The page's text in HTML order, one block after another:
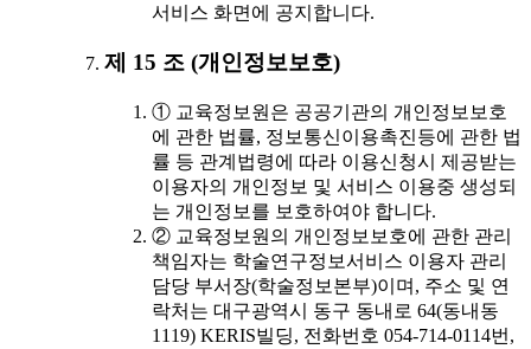
서비스 화면에 공지합니다.
제 15 조 (개인정보보호)
① 교육정보원은 공공기관의 개인정보보호
에 관한 법률, 정보통신이용촉진등에 관한 법
률 등 관계법령에 따라 이용신청시 제공받는
이용자의 개인정보 및 서비스 이용중 생성되
는 개인정보를 보호하여야 합니다.
② 교육정보원의 개인정보보호에 관한 관리
책임자는 학술연구정보서비스 이용자 관리
담당 부서장(학술정보본부)이며, 주소 및 연
락처는 대구광역시 동구 동내로 64(동내동
1119) KERIS빌딩, 전화번호 054-714-0114번,